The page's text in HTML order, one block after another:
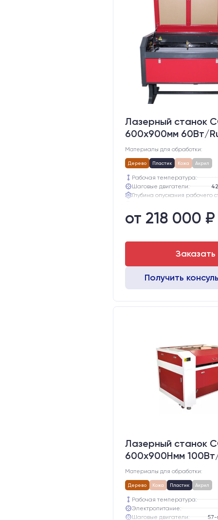
Лазерный станок
600х900мм 60Вт/
Материалы для обработки:
Дерево Пластик Кожа Акрил
Рабочая температура:
Шаговые двигатели:
Глубина опускания рабочего
Направляющие оси Х:
Точность позиционирования,
от 218 000 ₽
Заказать
Получить
Лазерный станок
600х900Hмм
Материалы для обработки:
Дерево Кожа Пластик Акрил
Рабочая температура:
Электропитание:
Шаговые двигатели: